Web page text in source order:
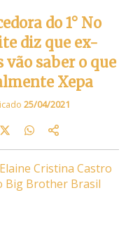
do 1° No
diz que ex-
vão saber o que
Xepa
25/04/2021
Cristina Castro
Big Brother Brasil